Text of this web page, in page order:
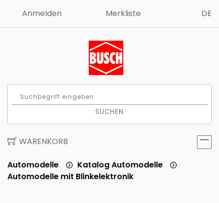
Anmelden Merkliste DE
SUCHEN
WARENKORB
Automodelle
Katalog Automodelle
Automodelle mit Blinkelektronik